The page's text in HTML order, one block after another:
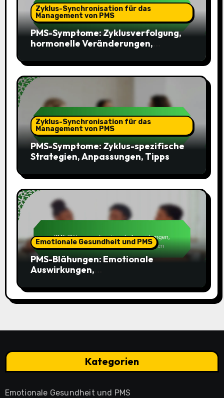
Zyklus-Synchronisation für das
Management von PMS
PMS-Symptome: Zyklusverfolgung,
hormonelle Veränderungen,
Zyklus-Synchronisation für das
Management von PMS
PMS-Symptome: Zyklus-spezifische
Strategien, Anpassungen, Tipps
Emotionale Gesundheit und PMS
PMS-Blähungen: Emotionale
Auswirkungen,
Strategien
Kategorien
Emotionale Gesundheit und PMS